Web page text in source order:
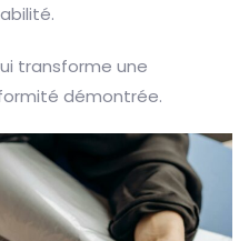
transforme une
démontrée.